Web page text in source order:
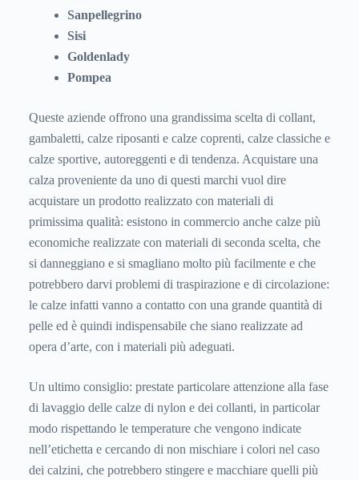
Sanpellegrino
Sisi
Goldenlady
Pompea
Queste aziende offrono una grandissima scelta di collant,
gambaletti, calze riposanti e calze coprenti, calze classiche e
calze sportive, autoreggenti e di tendenza. Acquistare una
calza proveniente da uno di questi marchi vuol dire
acquistare un prodotto realizzato con materiali di
primissima qualità: esistono in commercio anche calze più
economiche realizzate con materiali di seconda scelta, che
si danneggiano e si smagliano molto più facilmente e che
potrebbero darvi problemi di traspirazione e di circolazione:
le calze infatti vanno a contatto con una grande quantità di
pelle ed è quindi indispensabile che siano realizzate ad
opera d’arte, con i materiali più adeguati.
Un ultimo consiglio: prestate particolare attenzione alla fase
di lavaggio delle calze di nylon e dei collanti, in particolar
modo rispettando le temperature che vengono indicate
nell’etichetta e cercando di non mischiare i colori nel caso
dei calzini, che potrebbero stingere e macchiare quelli più